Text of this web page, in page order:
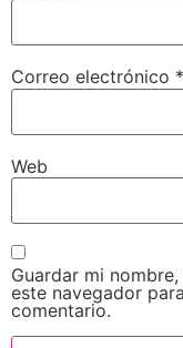
Correo electrónico *
Web
Guardar mi
este navegador
comentario.